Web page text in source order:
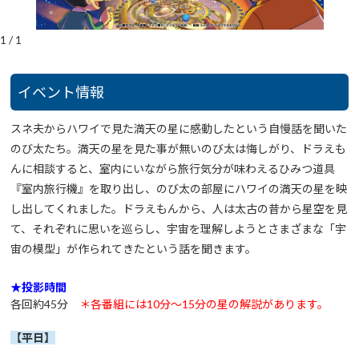
1 /1
イベント情報
スネ夫からハワイで見た満天の星に感動したという自慢話を聞いた
のび太たち。満天の星を見た事が無いのび太は悔しがり、ドラえも
んに相談すると、室内にいながら旅行気分が味わえるひみつ道具
『室内旅行機』を取り出し、のび太の部屋にハワイの満天の星を映
し出してくれました。ドラえもんから、人は太古の昔から星空を見
て、それぞれに思いを巡らし、宇宙を理解しようとさまざまな「宇
宙の模型」が作られてきたという話を聞きます。
★投影時間
各回約45分 ＊各番組には10分～15分の星の解説があります。
【平日】